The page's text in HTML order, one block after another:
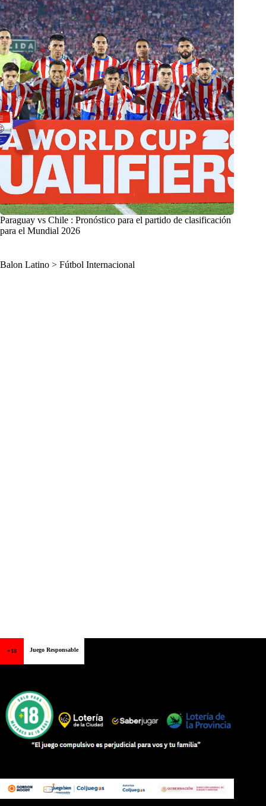
Paraguay vs Chile : Pronóstico para el partido de clasificación
para el Mundial 2026
Balon Latino > Fútbol Internacional
+18 Juego Responsable